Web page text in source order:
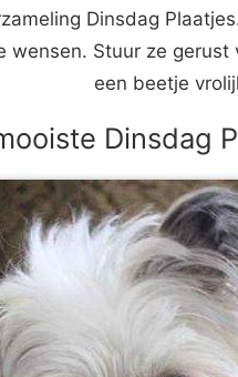
Dinsdag
wensen. Stuur ze
een beetje
Dinsdag